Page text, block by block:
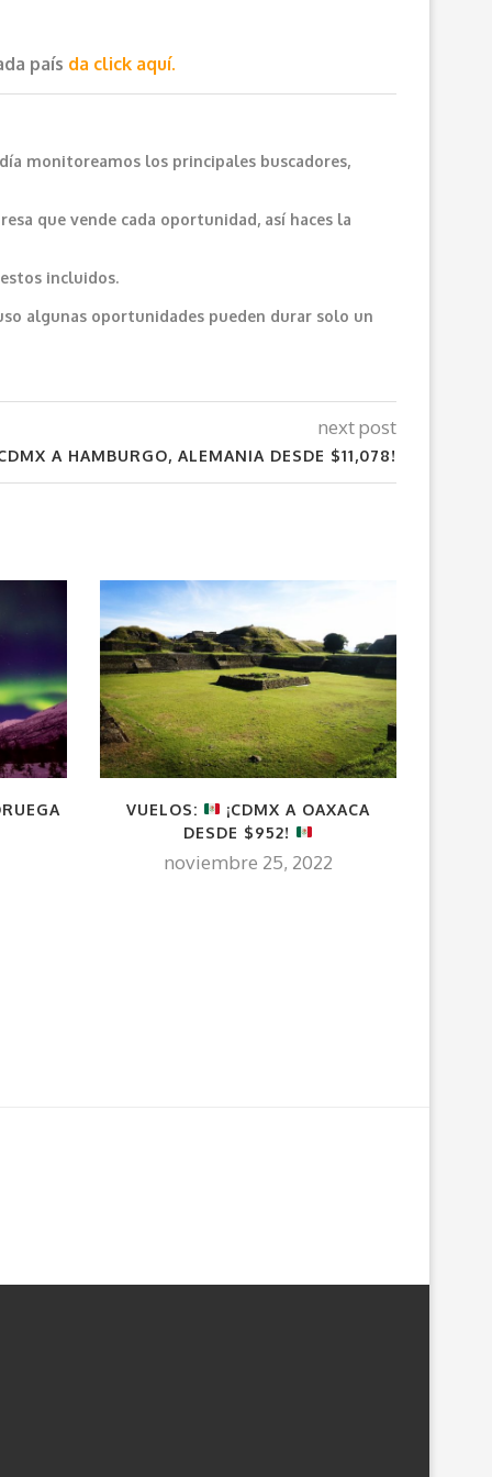
país da click aquí.
monitoreamos los principales buscadores,
que vende cada oportunidad, así haces la
incluidos.
algunas oportunidades pueden durar solo un
next post
A HAMBURGO, ALEMANIA DESDE $11,078!
VUELOS:
¡CDMX A OAXACA
DESDE $952!
noviembre 25, 2022